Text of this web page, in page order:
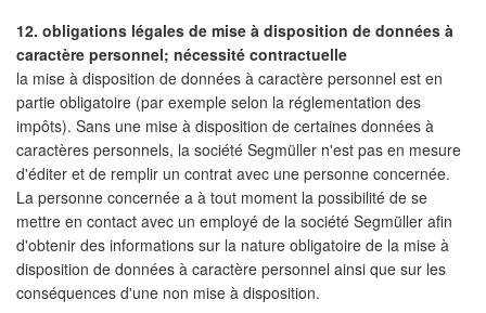
12. obligations légales de mise à disposition de données à
caractère personnel; nécessité contractuelle
la mise à disposition de données à caractère personnel est en
partie obligatoire (par exemple selon la réglementation des
impôts). Sans une mise à disposition de certaines données à
caractères personnels, la société Segmüller n'est pas en mesure
d'éditer et de remplir un contrat avec une personne concernée.
La personne concernée a à tout moment la possibilité de se
mettre en contact avec un employé de la société Segmüller afin
d'obtenir des informations sur la nature obligatoire de la mise à
disposition de données à caractère personnel ainsi que sur les
conséquences d'une non mise à disposition.